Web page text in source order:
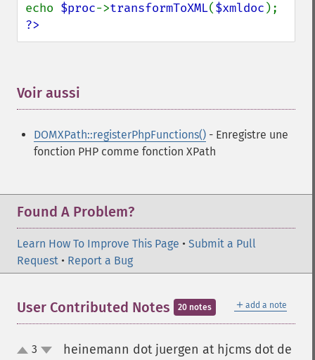
echo $proc->transformToXML($xmldoc
?>
Voir aussi
DOMXPath::registerPhpFunctions() - Enregistre une
fonction PHP comme fonction XPath
Found A Problem?
Learn How To Improve This Page • Submit a Pull
Request • Report a Bug
＋ add a note
User Contributed Notes 20 notes
up3 heinemann dot juergen at hjcms dot de